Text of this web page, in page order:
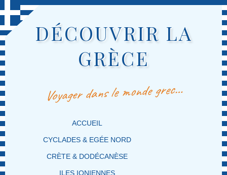
DÉCOUVRIR LA
GRÈCE
Voyager dans le monde grec…
MENU PRINCIPAL
MASQUER LA NAVIGATION PRINCIPALE
MASQUER LA NAVIGATION SECONDAIRE
ACCUEIL
CYCLADES & EGÉE NORD
CRÈTE & DODÉCANÈSE
ILES IONIENNES